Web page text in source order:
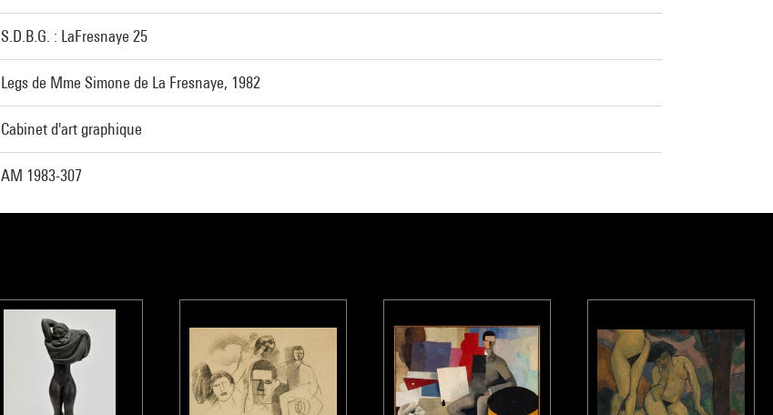
S.D.B.G. : LaFresnaye 25
Legs de Mme Simone de La Fresnaye, 1982
Cabinet d'art graphique
AM 1983-307